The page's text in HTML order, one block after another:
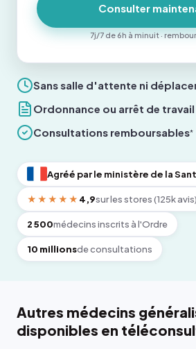
Sans salle d'attente ni
Ordonnance ou arrêt de travail
Consultations remboursables*
Agréé par le ministère de la
★★★★★ 4,9sur les stores (125k avis)
2 500médecins inscrits à l'Ordre
10 millionsde consultations
Consulter
7j/7 de 6h à minuit ·
Autres médecins
disponibles en